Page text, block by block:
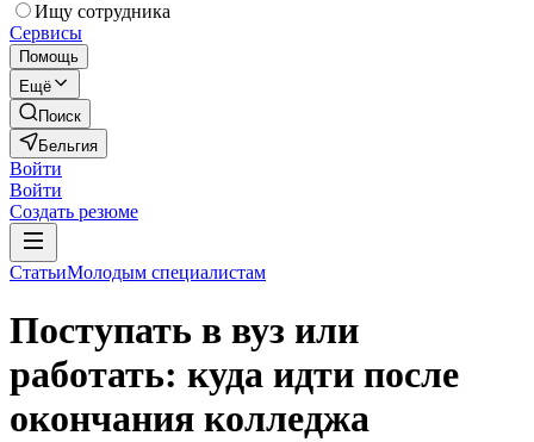
Ищу сотрудника
Сервисы
Помощь
Ещё
Поиск
Бельгия
Войти
Войти
Создать резюме
СтатьиМолодым специалистам
Поступать в вуз или
работать: куда идти после
окончания колледжа